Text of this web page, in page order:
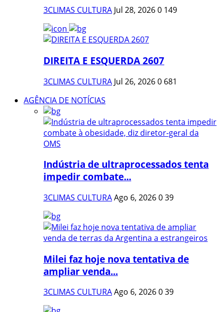
3CLIMAS CULTURA Jul 28, 20260 149
DIREITA E ESQUERDA 2607
3CLIMAS CULTURA Jul 26, 20260 681
AGÊNCIA DE NOTÍCIAS
Indústria de ultraprocessados tenta
impedir combate...
3CLIMAS CULTURAAgo 6, 2026039
Milei faz hoje nova tentativa de
ampliar venda...
3CLIMAS CULTURAAgo 6, 2026039